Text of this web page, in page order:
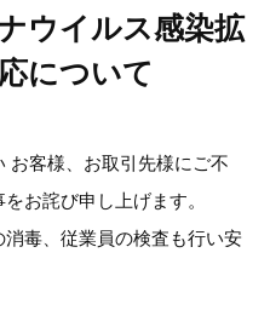
ウイルス感染拡
について
お客様、お取引先様にご不
お詫び申し上げます。
毒、従業員の検査も行い安